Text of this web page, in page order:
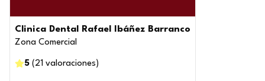
Clinica Dental Rafael Ibáñez Barranco
Zona Comercial
5 ( 21 valoraciones )